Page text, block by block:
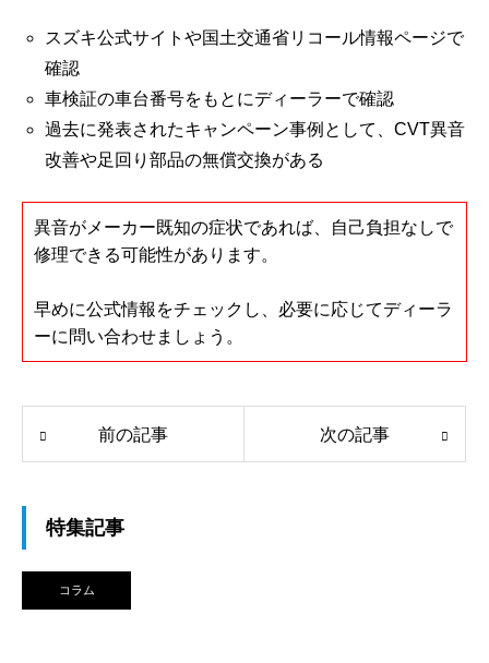
スズキ公式サイトや国土交通省リコール情報ページで
確認
車検証の車台番号をもとにディーラーで確認
過去に発表されたキャンペーン事例として、CVT異音
改善や足回り部品の無償交換がある
異音がメーカー既知の症状であれば、自己負担なしで
修理できる可能性があります。
早めに公式情報をチェックし、必要に応じてディーラ
ーに問い合わせましょう。
前の記事 次の記事
特集記事
コラム